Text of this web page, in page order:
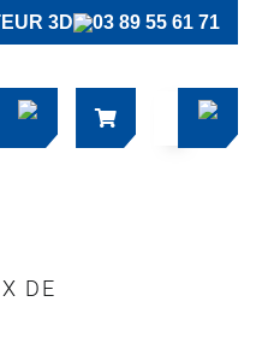
3D 03 89 55 61 71
DE